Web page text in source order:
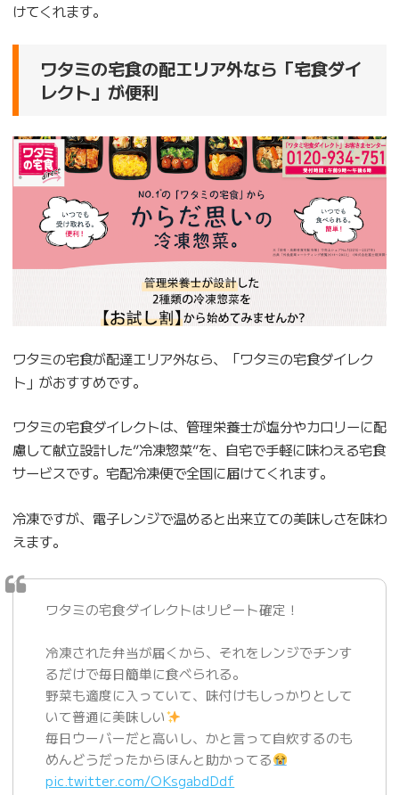
けてくれます。
ワタミの宅食の配エリア外なら「宅食ダイ
レクト」が便利
ワタミの宅食が配達エリア外なら、「ワタミの宅食ダイレク
ト」がおすすめです。
ワタミの宅食ダイレクトは、管理栄養士が塩分やカロリーに配
慮して献立設計した”冷凍惣菜”を、自宅で手軽に味わえる宅食
サービスです。宅配冷凍便で全国に届けてくれます。
冷凍ですが、電子レンジで温めると出来立ての美味しさを味わ
えます。
ワタミの宅食ダイレクトはリピート確定！
冷凍された弁当が届くから、それをレンジでチンす
るだけで毎日簡単に食べられる。
野菜も適度に入っていて、味付けもしっかりとして
いて普通に美味しい
毎日ウーバーだと高いし、かと言って自炊するのも
めんどうだったからほんと助かってる
pic.twitter.com/OKsgabdDdf